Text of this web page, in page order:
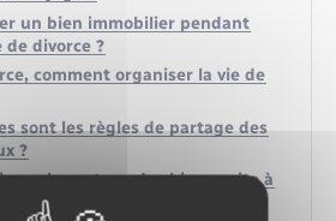
un bien immobilier pendant
de divorce ?
comment organiser la vie de
sont les règles de partage des
?
sur le partage des biens suite à